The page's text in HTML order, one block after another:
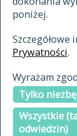
poniżej.
Prywatności.
Wyrażam
Tylko
Wszystkie
odwiedzin)